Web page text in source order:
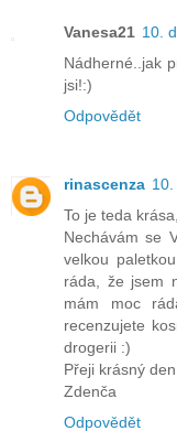
Vanesa21 10.
Nádherné..jak
jsi!:)
Odpovědět
rinascenza
To je teda
Nechávám se
velkou
ráda, že jsem
mám moc
recenzujete
drogerii :)
Přeji krásný
Zdenča
Odpovědět